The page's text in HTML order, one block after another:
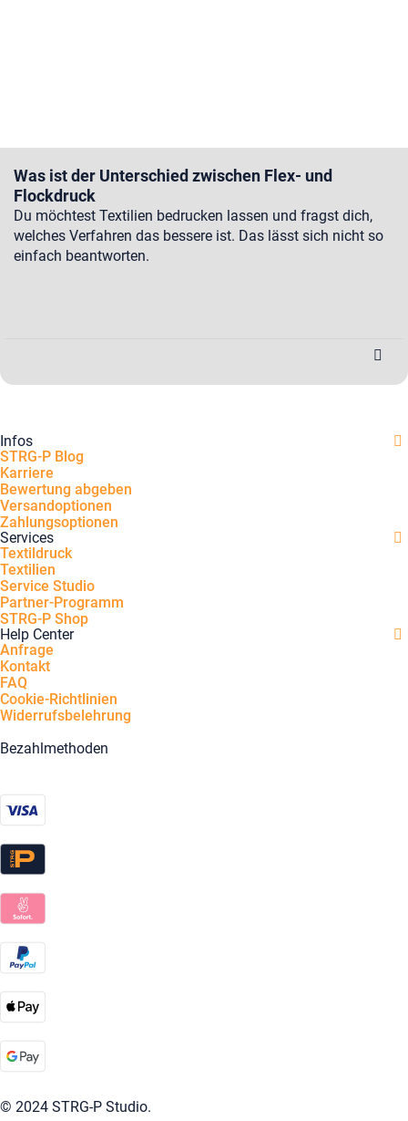
Was ist der Unterschied zwischen Flex- und
Flockdruck
Du möchtest Textilien bedrucken lassen und fragst dich,
welches Verfahren das bessere ist. Das lässt sich nicht so
einfach beantworten.
Infos
STRG-P Blog
Karriere
Bewertung abgeben
Versandoptionen
Zahlungsoptionen
Services
Textildruck
Textilien
Service Studio
Partner-Programm
STRG-P Shop
Help Center
Anfrage
Kontakt
FAQ
Cookie-Richtlinien
Widerrufsbelehrung
Bezahlmethoden
© 2024 STRG-P Studio.